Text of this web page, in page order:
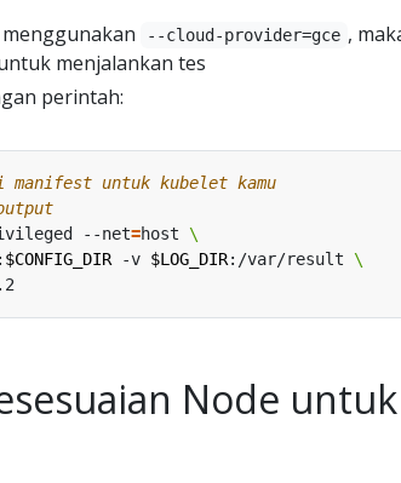
menggunakan --cloud-provider=gce ,
menjalankan tes
perintah:
manifest untuk kubelet kamu
--net=host
: $CONFIG_DIR -v $LOG_DIR:/var/result
Node untuk